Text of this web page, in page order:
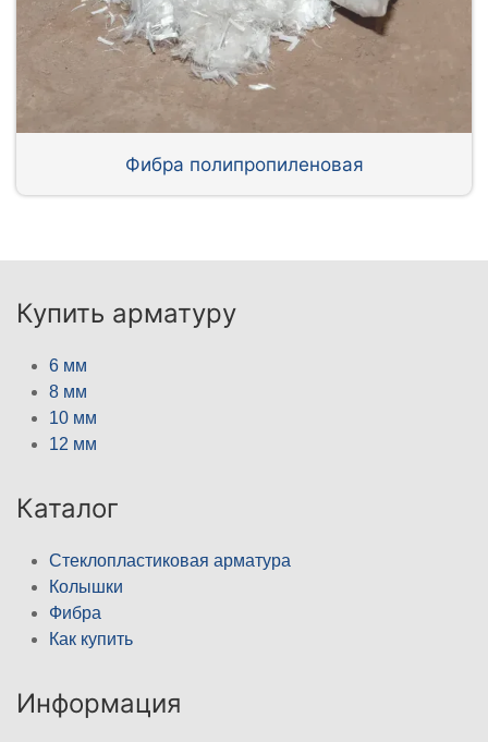
Фибра полипропиленовая
Купить арматуру
6 мм
8 мм
10 мм
12 мм
Каталог
Стеклопластиковая арматура
Колышки
Фибра
Как купить
Информация